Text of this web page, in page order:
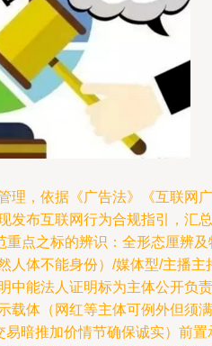
理，依据《广告法》《互联网广
发布互联网行为合规指引，汇总
重点之标的辨识：全形态厘辨及
人体不能身份）/媒体型/主播主
中能法人证明标为主体公开负责
载体（网红等主体可例外但须满
易暗推加价情节确保诚实）前置